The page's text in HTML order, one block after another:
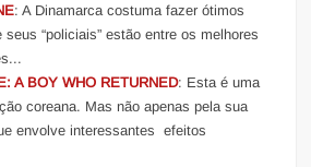
: A Dinamarca costuma fazer ótimos
“policiais” estão entre os melhores
A BOY WHO RETURNED: Esta é uma
coreana. Mas não apenas pela sua
envolve interessantes efeitos